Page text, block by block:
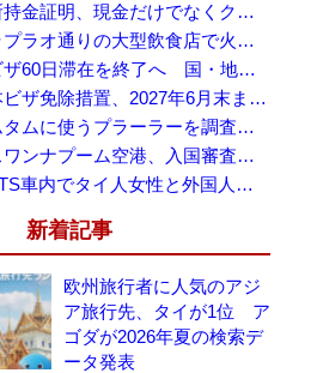
タイ入国の所持金証明、現金だけでなくクレジットカードや銀行明細も提示可能
バンコク・ラプラオ通りの大型飲食店で火災、27人死亡・多数負傷
タイ、ノービザ60日滞在を終了へ 国・地域別に30日・15日へ再編
タイ人の日本ビザ免除措置、2027年6月末まで延長 不安広がる中でひとまず安堵
タイ料理ソムタムに使うプラーラーを調査へ、大学新入生4,233人が肝吸虫感染
バンコク・スワンナプーム空港、入国審査で2～3時間待ちの時間帯も 審査厳格化と人員不足が影響か
バンコクのBTS車内でタイ人女性と外国人学生グループが口論、騒音めぐる動画が拡散
新着記事
欧州旅行者に人気のアジ
ア旅行先、タイが1位 ア
ゴダが2026年夏の検索デ
ータ発表